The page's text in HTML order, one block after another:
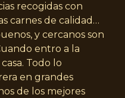
recogidas con
carnes de calidad…
y cercanos son
entro a la
Todo lo
en grandes
de los mejores